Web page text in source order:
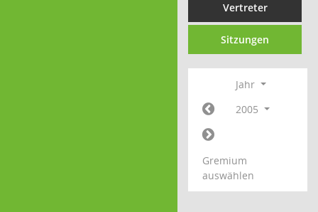
Vertreter
Sitzungen
Jahr
2005
Gremium
auswählen